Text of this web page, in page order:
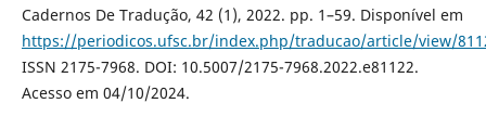
Cadernos De Tradução, 42 (1), 2022. pp. 1–59. Disponível em
https://periodicos.ufsc.br/index.php/traducao/article/view/
ISSN 2175-7968. DOI: 10.5007/2175-7968.2022.e81122.
Acesso em 04/10/2024.